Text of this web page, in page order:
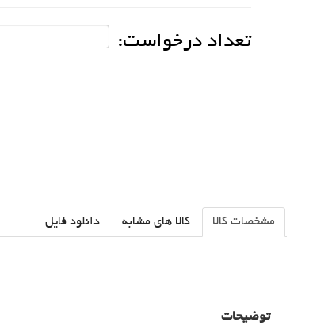
تعداد درخواست:
مشخصات کالا کالا های مشابه دانلود فایل
توضیحات